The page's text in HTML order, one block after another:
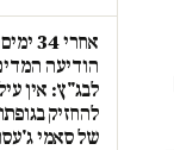
אחרי 34 ימים
הודיעה
לבג"ץ: אין
להחזיק בגופתו
של סאמי